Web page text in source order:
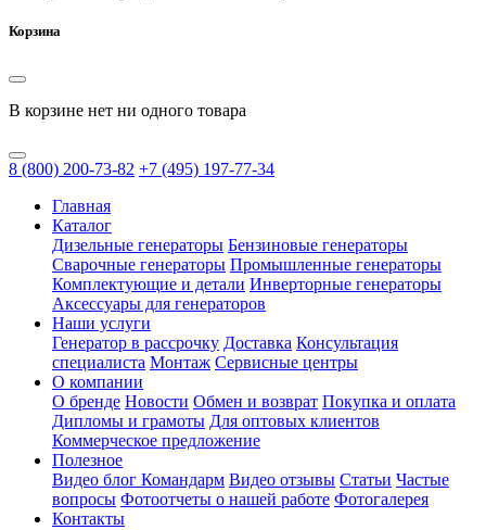
Корзина
В корзине нет ни одного товара
8 (800) 200-73-82 +7 (495) 197-77-34
Главная
Каталог
Дизельные генераторы Бензиновые генераторы
Сварочные генераторы Промышленные генераторы
Комплектующие и детали Инверторные генераторы
Аксессуары для генераторов
Наши услуги
Генератор в рассрочку Доставка Консультация
специалиста Монтаж Сервисные центры
О компании
О бренде Новости Обмен и возврат Покупка и оплата
Дипломы и грамоты Для оптовых клиентов
Коммерческое предложение
Полезное
Видео блог Командарм Видео отзывы Статьи Частые
вопросы Фотоотчеты о нашей работе Фотогалерея
Контакты